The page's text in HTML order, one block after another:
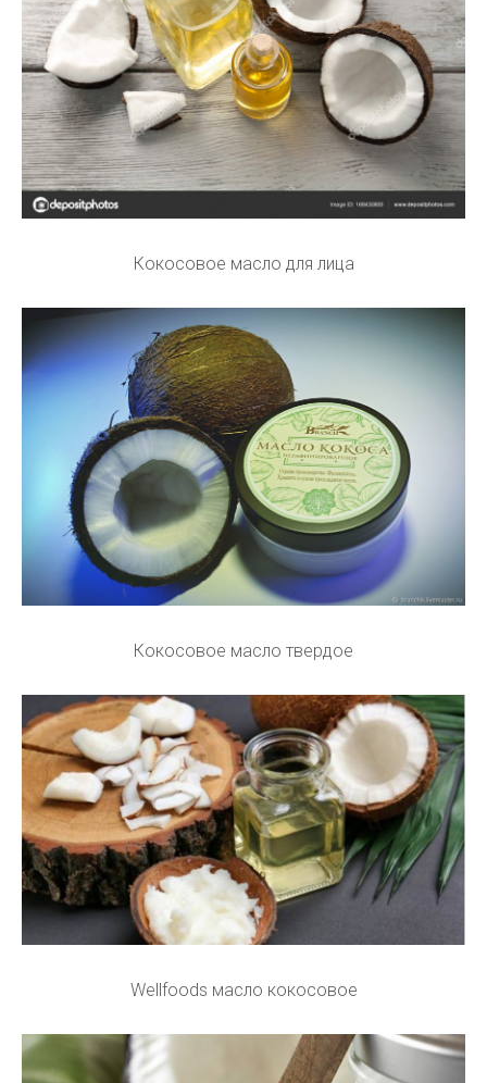
Кокосовое масло для лица
Кокосовое масло твердое
Wellfoods масло кокосовое